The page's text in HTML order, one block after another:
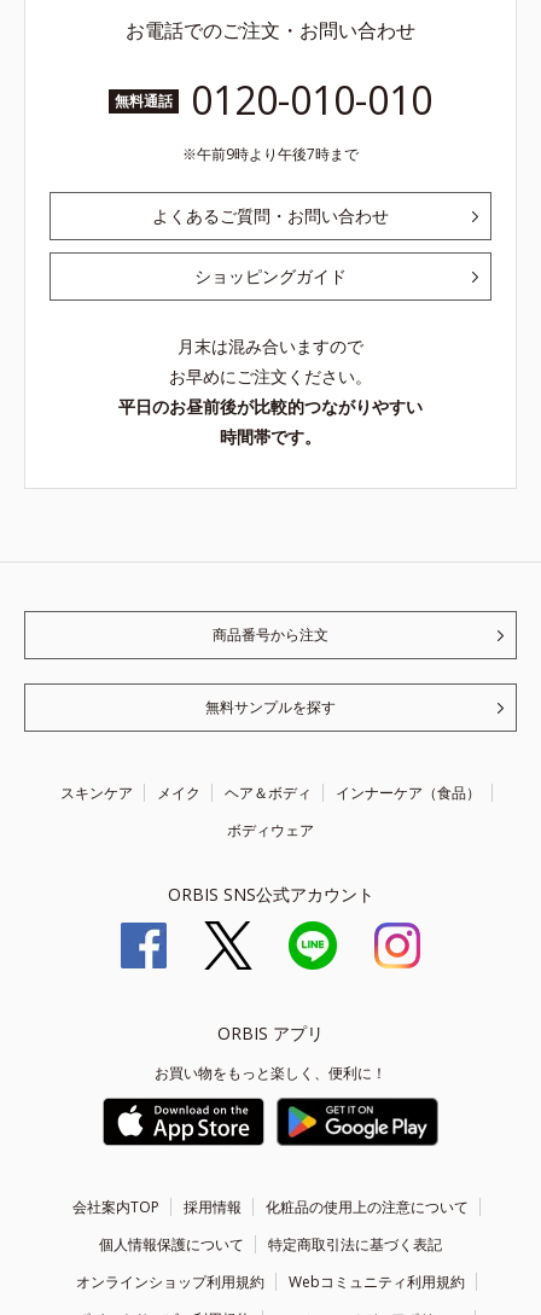
お電話でのご注文・お問い合わせ
無料通話 0120-010-010
午前9時より午後7時まで
よくあるご質問・お問い合わせ
ショッピングガイド
月末は混み合いますので
お早めにご注文ください。
平日のお昼前後が比較的つながりやすい
時間帯です。
商品番号から注文
無料サンプルを探す
スキンケア メイク ヘア＆ボディ
インナーケア（食品）
ボディウェア
ORBIS SNS公式アカウント
ORBIS アプリ
お買い物をもっと楽しく、便利に！
会社案内TOP 採用情報
化粧品の使用上の注意について
個人情報保護について
特定商取引法に基づく表記
オンラインショップ利用規約
Webコミュニティ利用規約